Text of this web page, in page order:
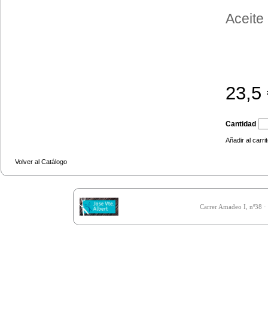
23,5
Cantidad
Añadir al
Volver al Catálogo
Carrer Amadeo I, nº38